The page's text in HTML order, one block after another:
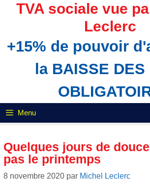
TVA sociale vue
Leclerc
+15% de pouvoir
la BAISSE DES
Menu
Quelques jours de
pas le printemps
8 novembre 2020 par Michel Leclerc